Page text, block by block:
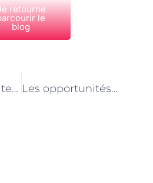
retourne
le
blog
L’impact de la technologie sur le métier d’aide vétérinaire à Paris Les opportunités de formation continuent pour les aides vétérinaires à Paris